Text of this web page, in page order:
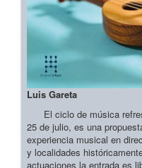
Luis Gareta
El ciclo de música
25 de julio, es una
experiencia musical en
y localidades
actuaciones la entrada es